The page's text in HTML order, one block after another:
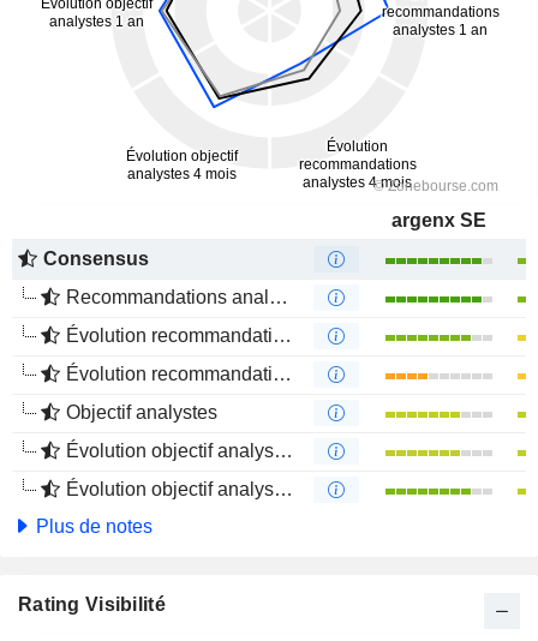
argenx SE
Consensus
Recommandations analystes
Évolution recommandations analystes 1 an
Évolution recommandations analystes 4 mois
Objectif analystes
Évolution objectif analystes 1 an
Évolution objectif analystes 4 mois
Plus de notes
Rating Visibilité